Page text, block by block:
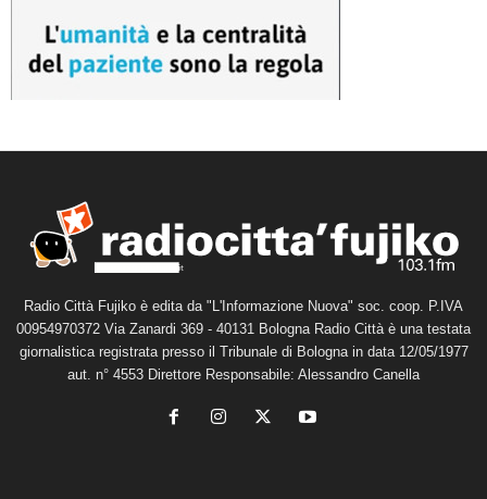
Radio Città Fujiko è edita da "L'Informazione Nuova" soc. coop. P.IVA
00954970372 Via Zanardi 369 - 40131 Bologna Radio Città è una testata
giornalistica registrata presso il Tribunale di Bologna in data 12/05/1977
aut. n° 4553 Direttore Responsabile: Alessandro Canella